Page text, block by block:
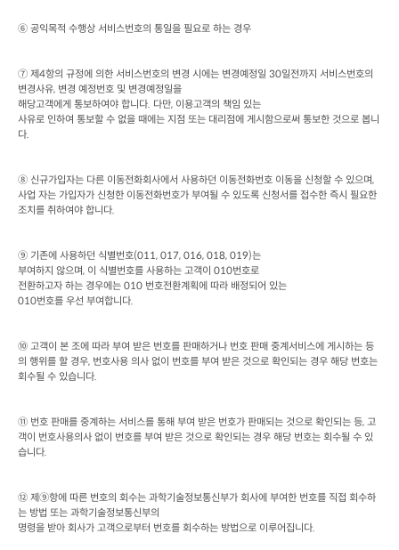
⑥ 공익목적 수행상 서비스번호의 통일을 필요로 하는 경우
⑦ 제 4항의 규정에 의한 서비스번호의 변경 시에는 변경예정일 30일전까지 서비스번호의
변경사유, 변경 예정번호 및 변경예정일을
해당고객에게 통보하여야 합니다. 다만, 이용고객의 책임 있는
사유로 인하여 통보할 수 없을 때에는 지점 또는 대리점에 게시함으로써 통보한 것으로 봅니
다.
⑧ 신규가입자는 다른 이동전화회사에서 사용하던 이동전화번호 이동을 신청할 수 있으며
사업 자는 가입자가 신청한 이동전화번호가 부여될 수 있도록 신청서를 접수한 즉시 필요한
조치를 취하여야 합니다.
⑨ 기존에 사용하던 식별번호(011, 017, 016, 018, 019)는
부여하지 않으며, 이 식별번호를 사용하는 고객이 010번호로
전환하고자 하는 경우에는 010 번호전환계획에 따라 배정되어 있는
010번호를 우선 부여합니다.
⑩ 고객이 본 조에 따라 부여 받은 번호를 판매하거나 번호 판매 중계서비스에 게시하는 등
의 행위를 할 경우, 번호사용 의사 없이 번호를 부여 받은 것으로 확인되는 경우 해당 번호는
회수될 수 있습니다.
⑪ 번호 판매를 중계하는 서비스를 통해 부여 받은 번호가 판매되는 것으로 확인되는 등, 고
객이 번호사용의사 없이 번호를 부여 받은 것으로 확인되는 경우 해당 번호는 회수될 수 있
습니다.
⑫ 제⑨항에 따른 번호의 회수는 과학기술정보통신부가 회사에 부여한 번호를 직접 회수하
는 방법 또는 과학기술정보통신부의
명령을 받아 회사가 고객으로부터 번호를 회수하는 방법으로 이루어집니다.